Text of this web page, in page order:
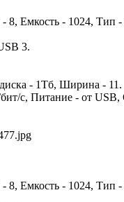
8, Емкость - 1024,
3.
- 1Тб, Ширина - 11.
с, Питание - от
8, Емкость - 1024,